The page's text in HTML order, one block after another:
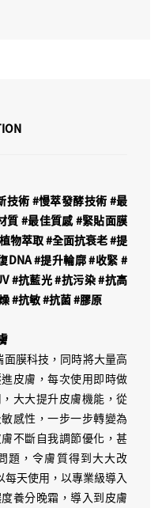
術 #慢萃發酵技術 #最
質 #最佳質感 #緊貼面膜
物萃取 #全面抗衰老 #提
DNA #提升輪廓 #收緊 #
#抗藍光 #抗污染 #抗高
#抗敏 #抗菌 #膠原
膜科技，同時將大量高
皮膚，每次使用即時做
大大提升皮膚機能，從
感性，一步一步轉變為
不斷自我調節優化，甚
題，令膚質得到大大改
天使用，以專業級導入
養分晚霜，導入到皮膚